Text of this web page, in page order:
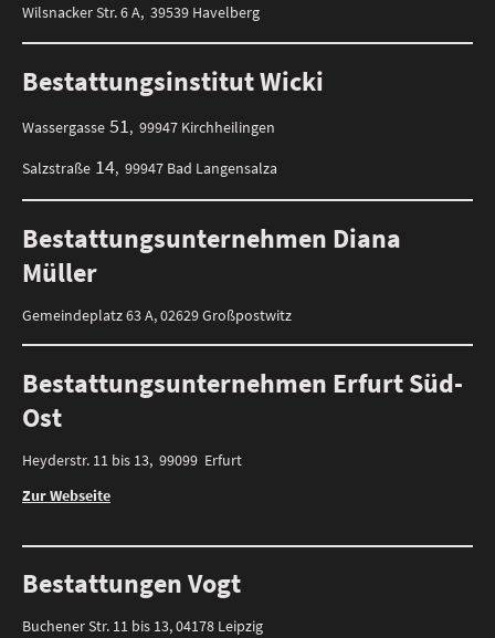
Wilsnacker Str. 6 A, 39539 Havelberg
Bestattungsinstitut Wicki
Wassergasse 51, 99947 Kirchheilingen
Salzstraße 14, 99947 Bad Langensalza
Bestattungsunternehmen Diana
Müller
Gemeindeplatz 63 A, 02629 Großpostwitz
Bestattungsunternehmen Erfurt Süd-
Ost
Heyderstr. 11 bis 13, 99099 Erfurt
Zur Webseite
Bestattungen Vogt
Buchener Str. 11 bis 13, 04178 Leipzig